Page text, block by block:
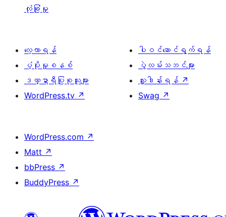
လုံခြုံမှု
လေ့လာရန်
ပံ့ပိုးမှုစနစ်
ဒဏ္ဍာရီပြုစုသူများ
WordPress.tv ↗
ပါဝင်ဆောင်ရွက်ရန်
ပွဲလမ်းသဘင်များ
လှူဒါန်းရန် ↗
Swag ↗
WordPress.com ↗
Matt ↗
bbPress ↗
BuddyPress ↗